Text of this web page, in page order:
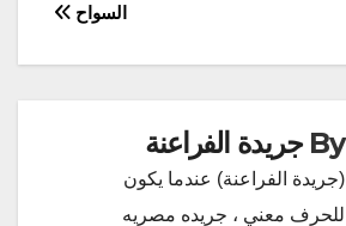
السواح
By جريدة الفراعنة
(جريدة الفراعنة) عندما يكون
للحرف معني ، جريده مصريه